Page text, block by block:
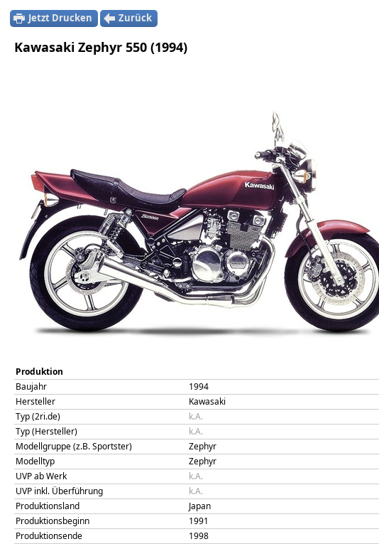
Jetzt Drucken Zurück
Kawasaki Zephyr 550 (1994)
Produktion
Baujahr
1994
Hersteller
Kawasaki
Typ (2ri.de)
k.A.
Typ (Hersteller)
k.A.
Modellgruppe (z.B. Sportster)
Zephyr
Modelltyp
Zephyr
UVP ab Werk
k.A.
UVP inkl. Überführung
k.A.
Produktionsland
Japan
Produktionsbeginn
1991
Produktionsende
1998